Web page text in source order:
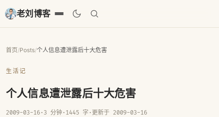
老刘博客
首页/Posts/个人信息遭泄露后十大危害
生活记
个人信息遭泄露后十大危害
2009-03-16· 3 分钟· 1445 字 · 更新于 2009-03-16